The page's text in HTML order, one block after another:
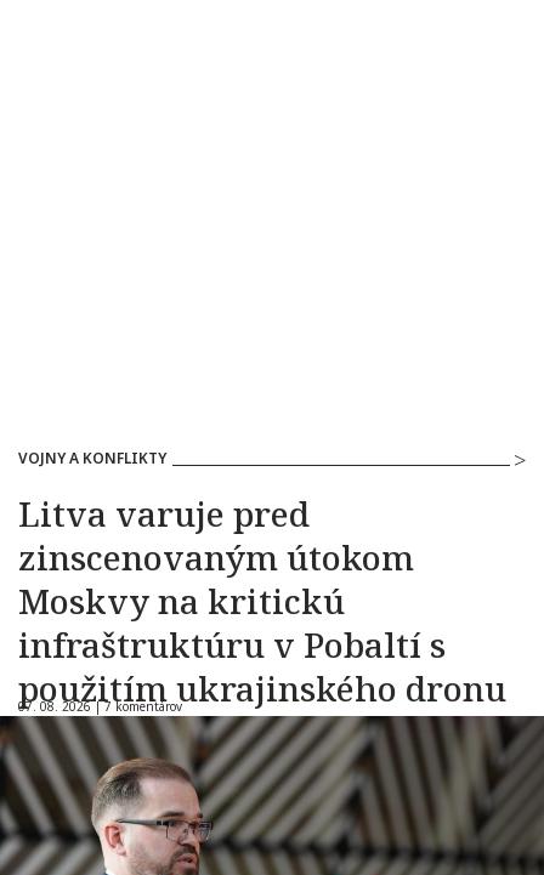
VOJNY A KONFLIKTY
Litva varuje pred
zinscenovaným útokom
Moskvy na kritickú
infraštruktúru v Pobaltí s
použitím ukrajinského dronu
07. 08. 2026 |7 komentárov